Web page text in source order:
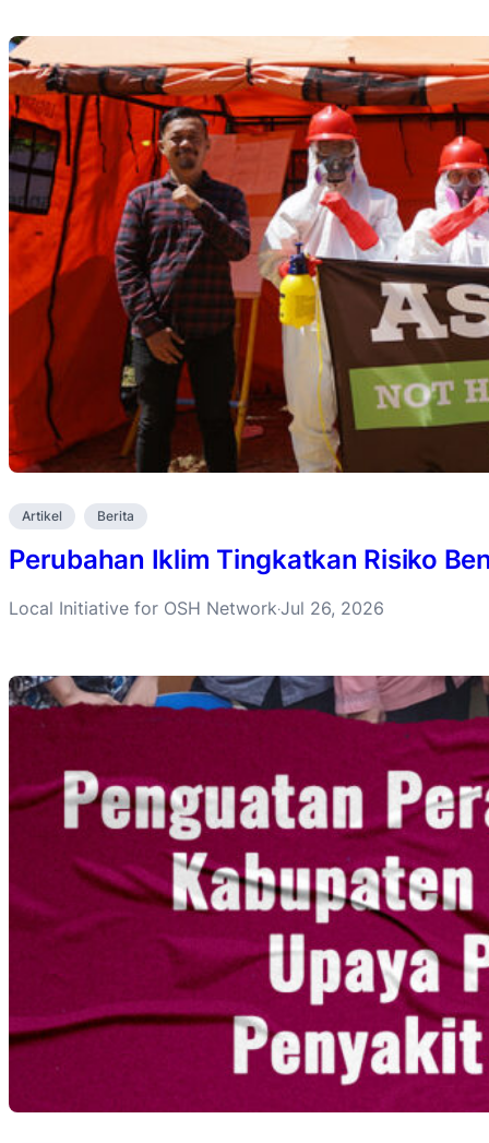
Artikel Berita
Perubahan Iklim Tingkatkan Risiko
Local Initiative for OSH Network·Jul 26, 2026